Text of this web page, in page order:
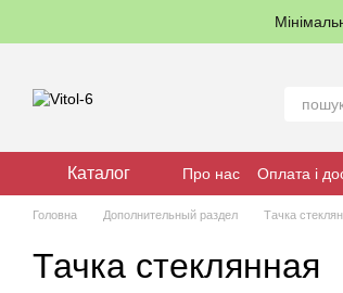
Каталог Про нас Оплата і
Головна Дополнительный раздел Тачка
Тачка стеклянная